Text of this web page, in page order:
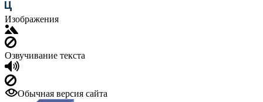
Изображения
Озвучивание текста
Обычная версия сайта